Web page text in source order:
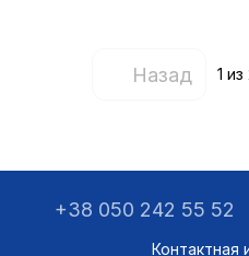
Назад 1 из
+38 050 242 55 52
Контактная